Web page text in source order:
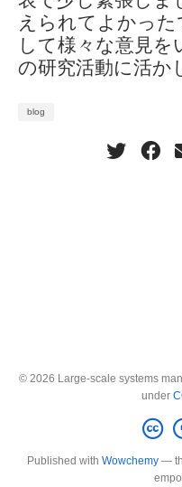
えられてよかっ
して様々な意見
の研究活動に活か
blog
© 2026 Large-scale systems
under
Published with Wowchemy —